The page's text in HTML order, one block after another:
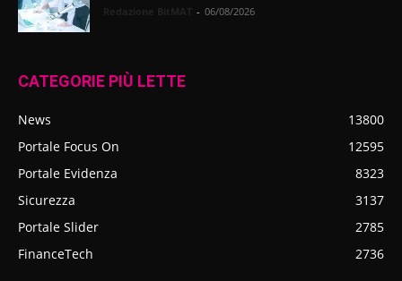
- 06/08/2026
CATEGORIE PIÙ LETTE
News
13800
Portale Focus On
12595
Portale Evidenza
8323
Sicurezza
3137
Portale Slider
2785
FinanceTech
2736